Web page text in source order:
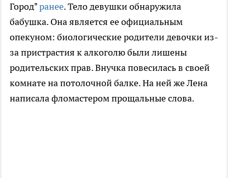
Город"ранее. Тело девушки обнаружила
бабушка. Она является ее официальным
опекуном: биологические родители девочки из-
за пристрастия к алкоголю были лишены
родительских прав. Внучка повесилась в своей
комнате на потолочной балке. На ней же Лена
написала фломастером прощальные слова.